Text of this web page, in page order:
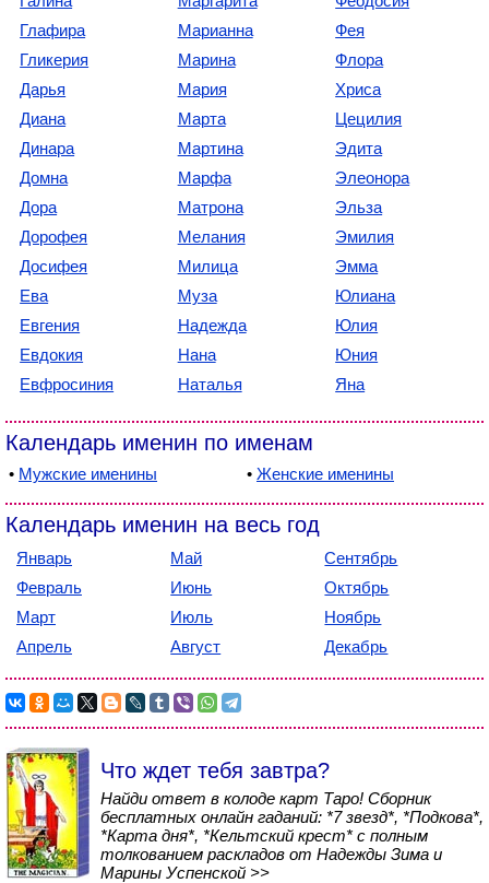
Глафира
Гликерия
Дарья
Диана
Динара
Домна
Дора
Дорофея
Досифея
Ева
Евгения
Евдокия
Евфросиния
Марианна
Марина
Мария
Марта
Мартина
Марфа
Матрона
Мелания
Милица
Муза
Надежда
Нана
Наталья
Фея
Флора
Хриса
Цецилия
Эдита
Элеонора
Эльза
Эмилия
Эмма
Юлиана
Юлия
Юния
Яна
Календарь именин по именам
• Мужские именины • Женские именины
Календарь именин на весь год
Январь
Февраль
Март
Апрель
Май
Июнь
Июль
Август
Сентябрь
Октябрь
Ноябрь
Декабрь
Что ждет тебя завтра?
Найди ответ в колоде карт Таро! Сборник
бесплатных онлайн гаданий: *7 звезд*, *Подкова*,
*Карта дня*, *Кельтский крест* с полным
толкованием раскладов от Надежды Зима и
Марины Успенской >>